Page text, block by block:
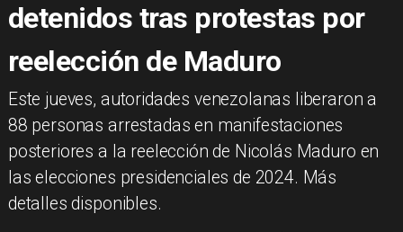
detenidos tras protestas por
reelección de Maduro
Este jueves, autoridades venezolanas liberaron a
88 personas arrestadas en manifestaciones
posteriores a la reelección de Nicolás Maduro en
las elecciones presidenciales de 2024. Más
detalles disponibles.